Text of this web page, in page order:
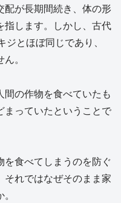
配が長期間続き、体の形
指します。しかし、古代
とほぼ同じであり、
。
の作物を食べていたも
まっていたということで
食べてしまうのを防ぐ
れではなぜそのまま家